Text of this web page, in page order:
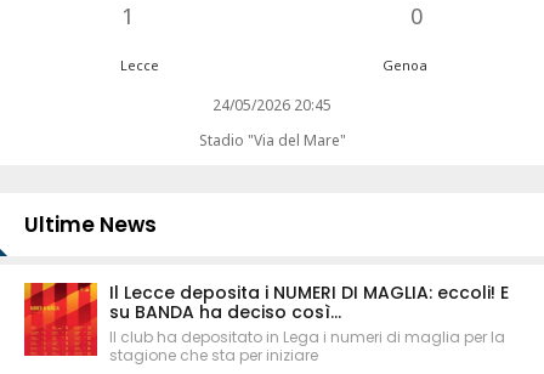
1 0
Lecce Genoa
24/05/2026 20:45
Stadio "Via del Mare"
Ultime News
Il Lecce deposita i NUMERI DI MAGLIA: eccoli! E
su BANDA ha deciso così...
Il club ha depositato in Lega i numeri di maglia per la
stagione che sta per iniziare